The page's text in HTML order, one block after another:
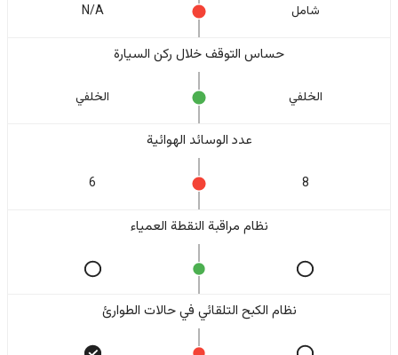
شامل N/A
حساس التوقف خلال ركن السيارة
الخلفي الخلفي
عدد الوسائد الهوائية
8
6
نظام مراقبة النقطة العمياء
نظام الكبح التلقائي في حالات الطوارئ